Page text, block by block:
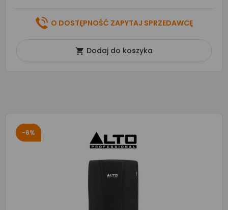
O DOSTĘPNOŚĆ ZAPYTAJ SPRZEDAWCĘ
 Dodaj do koszyka
-6%